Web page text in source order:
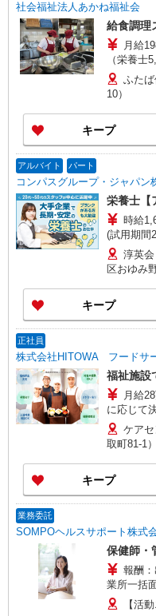
社会福祉法人あかね福祉会
給食調理
月給198,000円
（栄養士
手当、特
ふた
10）
キープ
アルバイト パート
コンパスグループ・ジャパ
栄養士【
時給1,600円以上
(試用期間2ヶ月) 残業が発生し
分単位で
淳英
区おゆみ
キープ
正社員
株式会社HITOWA フードサ
福祉施設
月給28万円〜
に応じて
経験者は
ケア
取町81-1）
キープ
業務委託
SOMPOヘルスサポート株式
保健師
報酬：出来高制 報
業所一括
個別訪問
談 1件：
【活